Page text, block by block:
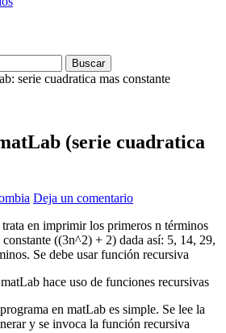
(serie cuadratica
Deja un comentario
en imprimir los primeros n términos
constante ((3n^2) + 2) dada así: 5, 14, 29,
Se debe usar función recursiva
hace uso de funciones recursivas
en matLab es simple. Se lee la
y se invoca la función recursiva